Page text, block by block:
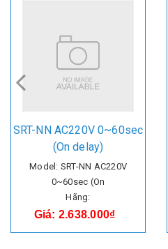
SRT-NN AC220V 0~60sec
(On delay)
Model: SRT-NN AC220V
0~60sec (On
Hãng:
Giá: 2.638.000₫